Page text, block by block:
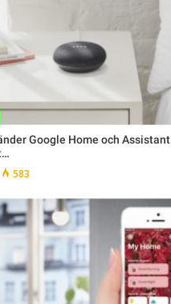
Google Home och Assistant
583